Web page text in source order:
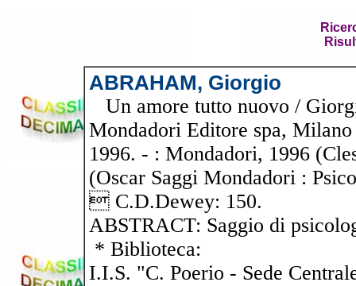
ABRAHAM, Giorgio
Un amore tutto nuovo /
Mondadori Editore spa,
1996. - : Mondadori, 1996
(Oscar Saggi Mondadori :
 C.D.Dewey: 150.
ABSTRACT: Saggio di
* Biblioteca:
I.I.S. "C. Poerio - Sede